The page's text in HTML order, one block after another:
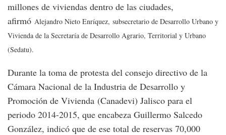
millones de viviendas dentro de las ciudades,
afirmó Alejandro Nieto Enríquez, subsecretario de Desarrollo Urbano y
Vivienda de la Secretaría de Desarrollo Agrario, Territorial y Urbano
(Sedatu).
Durante la toma de protesta del consejo directivo de la
Cámara Nacional de la Industria de Desarrollo y
Promoción de Vivienda (Canadevi) Jalisco para el
periodo 2014-2015, que encabeza Guillermo Salcedo
González, indicó que de ese total de reservas 70,000